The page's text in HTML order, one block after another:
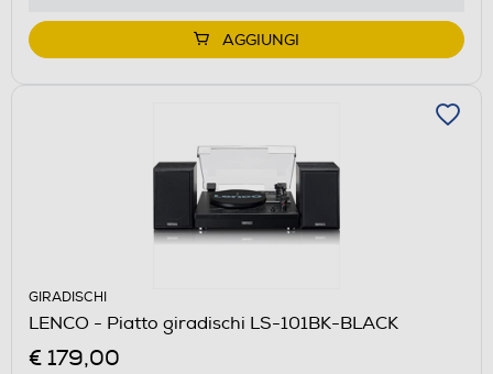
AGGIUNGI
GIRADISCHI
LENCO - Piatto giradischi LS-101BK-BLACK
€ 179,00